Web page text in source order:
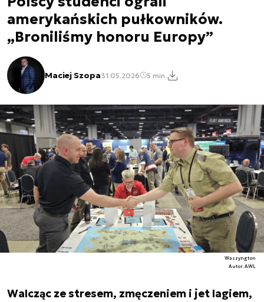
amerykańskich pułkowników.
„Broniliśmy honoru Europy”
Maciej Szopa31.05.2026 5 min.
Waszyngton
Autor. AWL
Walcząc ze stresem, zmęczeniem i jet lagiem,